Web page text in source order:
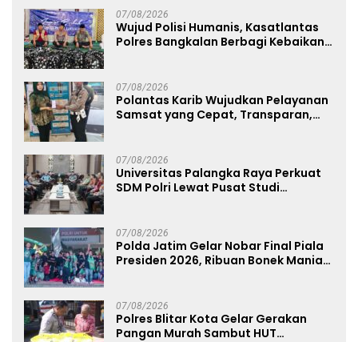
07/08/2026
Wujud Polisi Humanis, Kasatlantas
Polres Bangkalan Berbagi Kebaikan
07/08/2026
Polantas Karib Wujudkan Pelayanan
Samsat yang Cepat, Transparan,
07/08/2026
Universitas Palangka Raya Perkuat
SDM Polri Lewat Pusat Studi
07/08/2026
Polda Jatim Gelar Nobar Final Piala
Presiden 2026, Ribuan Bonek Mania
07/08/2026
Polres Blitar Kota Gelar Gerakan
Pangan Murah Sambut HUT